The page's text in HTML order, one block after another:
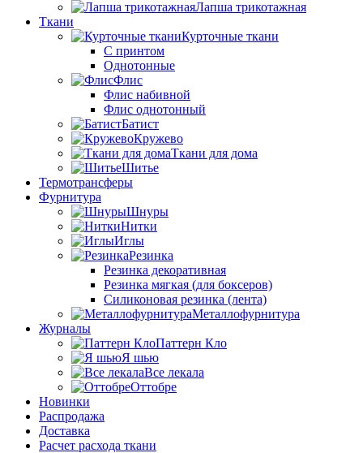
Лапша трикотажная
Ткани
Курточные ткани
С принтом
Однотонные
Флис
Флис набивной
Флис однотонный
Батист
Кружево
Ткани для дома
Шитье
Термотрансферы
Фурнитура
Шнуры
Нитки
Иглы
Резинка
Резинка декоративная
Резинка мягкая (для боксеров)
Силиконовая резинка (лента)
Металлофурнитура
Журналы
Паттерн Кло
Я шью
Все лекала
Оттобре
Новинки
Распродажа
Доставка
Расчет расхода ткани